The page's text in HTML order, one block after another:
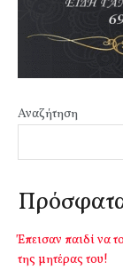
Αναζήτηση
Έπεισαν παιδί να
της μητέρας του!